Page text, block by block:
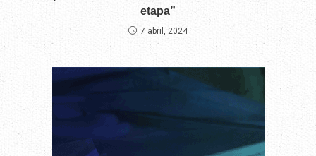
etapa”
7 abril, 2024